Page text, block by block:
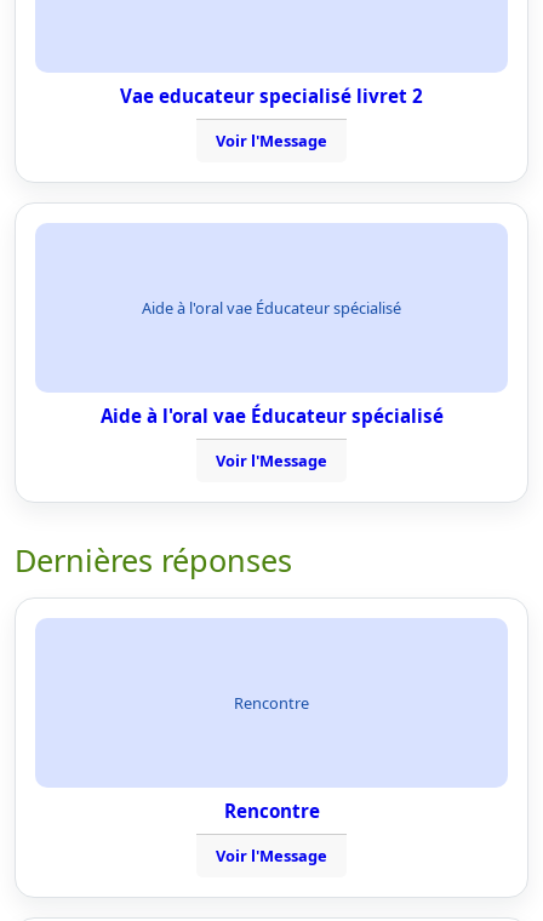
Vae educateur specialisé livret 2
Voir l'Message
Aide à l'oral vae Éducateur spécialisé
Aide à l'oral vae Éducateur spécialisé
Voir l'Message
Dernières réponses
Rencontre
Rencontre
Voir l'Message